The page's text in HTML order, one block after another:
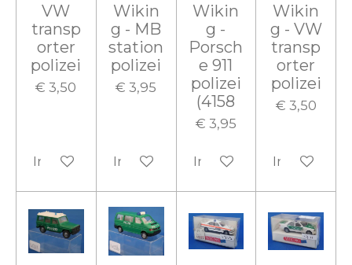
VW
transp
orter
polizei
€ 3,50
In winkelwagen
Wikin
g - MB
station
polizei
€ 3,95
In winkelwagen
Wikin
g -
Porsch
e 911
polizei
(4158
€ 3,95
In winkelwagen
Wikin
g - VW
transp
orter
polizei
€ 3,50
In